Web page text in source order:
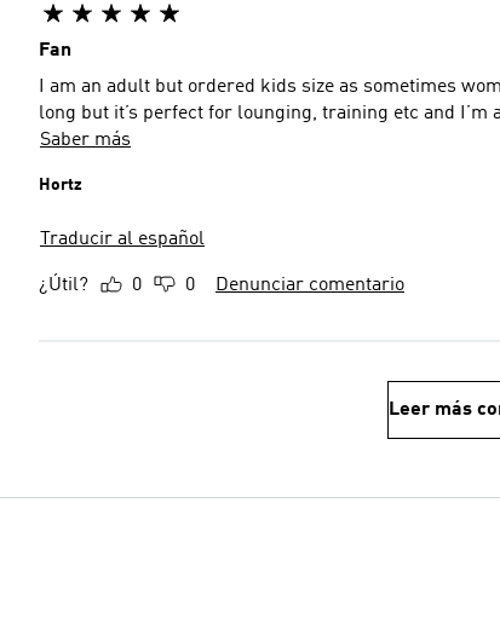
Fan
I am an adult but ordered kids size as sometimes
long but it’s perfect for lounging, training etc and I’m
Saber más
Hortz
Traducir al español
¿Útil? 0 0 Denunciar comentario
Leer más